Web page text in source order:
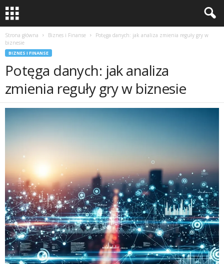
Strona główna Biznes i Finanse
Potęga danych: jak analiza zmienia reguły gry w
biznesie
BIZNES I FINANSE
Potęga danych: jak analiza
zmienia reguły gry w biznesie